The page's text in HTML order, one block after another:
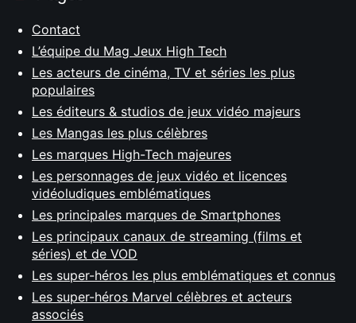
Contact
L’équipe du Mag Jeux High Tech
Les acteurs de cinéma, TV et séries les plus
populaires
Les éditeurs & studios de jeux vidéo majeurs
Les Mangas les plus célèbres
Les marques High-Tech majeures
Les personnages de jeux vidéo et licences
vidéoludiques emblématiques
Les principales marques de Smartphones
Les principaux canaux de streaming (films et
séries) et de VOD
Les super-héros les plus emblématiques et connus
Les super-héros Marvel célèbres et acteurs
associés